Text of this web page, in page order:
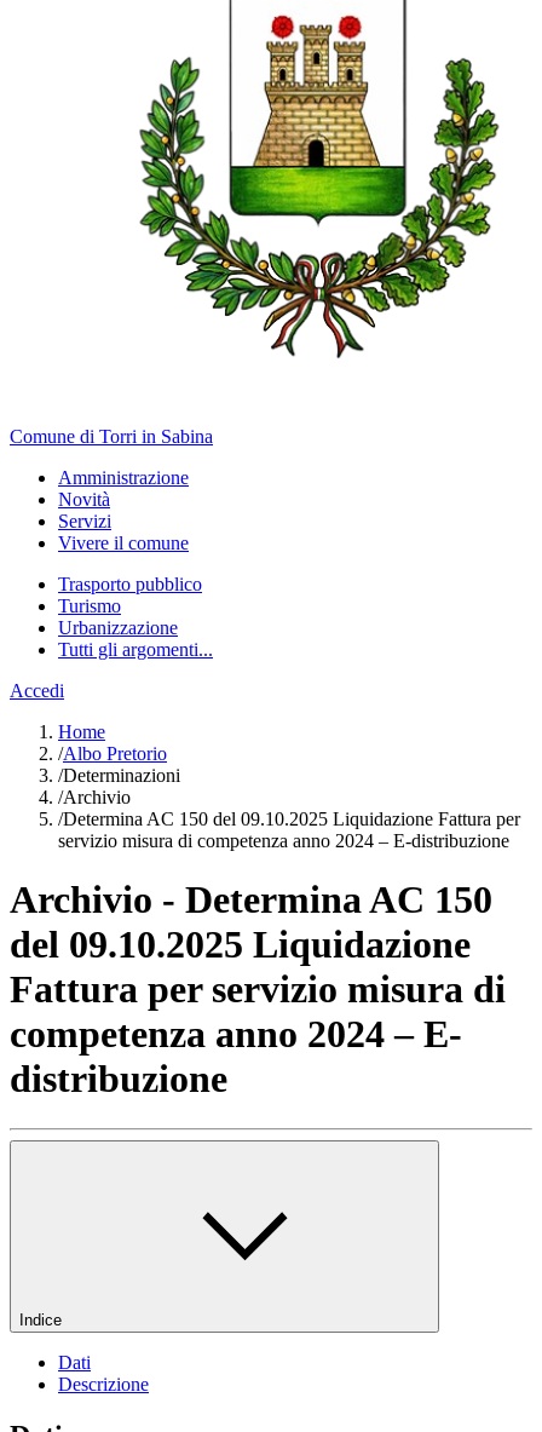
Comune di Torri in Sabina
Amministrazione
Novità
Servizi
Vivere il comune
Trasporto pubblico
Turismo
Urbanizzazione
Tutti gli argomenti...
Accedi
Home
/Albo Pretorio
/Determinazioni
/Archivio
/Determina AC 150 del 09.10.2025 Liquidazione Fattura per
servizio misura di competenza anno 2024 – E-distribuzione
Archivio - Determina AC 150
del 09.10.2025 Liquidazione
Fattura per servizio misura di
competenza anno 2024 – E-
distribuzione
Indice
Dati
Descrizione